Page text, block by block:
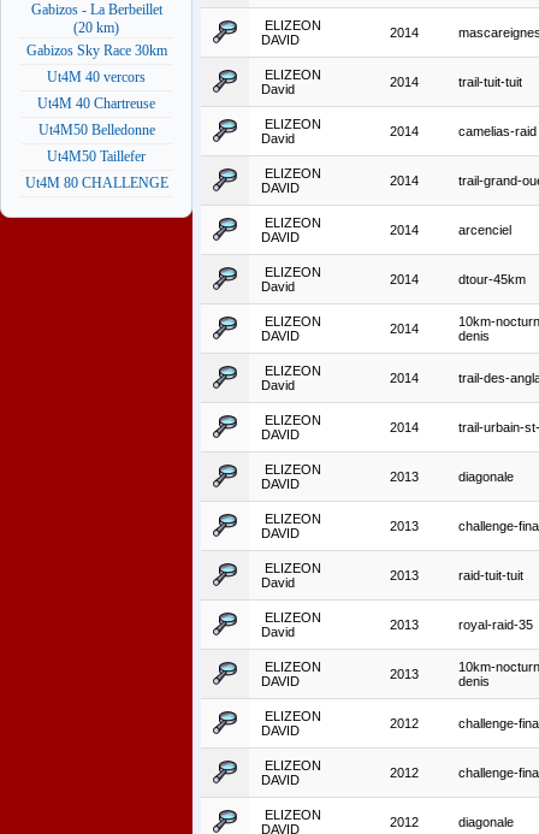
Gabizos - La Berbeillet
(20 km)
Gabizos Sky Race 30km
Ut4M 40 vercors
Ut4M 40 Chartreuse
Ut4M50 Belledonne
Ut4M50 Taillefer
Ut4M 80 CHALLENGE
ELIZEON
DAVID
2014
ELIZEON
David
2014 trail-tuit-tuit
ELIZEON
David
2014 camelias-raid
ELIZEON
DAVID
2014 trail-grand-
ELIZEON
DAVID
2014 arcenciel
ELIZEON
David
2014 dtour-45km
ELIZEON
DAVID
2014
10km-
denis
ELIZEON
David
2014 trail-des-
ELIZEON
DAVID
2014 trail-urbain-
ELIZEON
DAVID
2013 diagonale
ELIZEON
DAVID
2013 challenge-
ELIZEON
David
2013 raid-tuit-tuit
ELIZEON
David
2013 royal-raid-35
ELIZEON
DAVID
2013
10km-
denis
ELIZEON
DAVID
2012 challenge-
ELIZEON
DAVID
2012 challenge-
ELIZEON
DAVID
2012 diagonale